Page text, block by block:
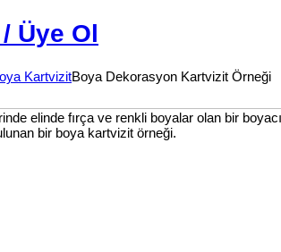
Üye Ol
KartvizitBoya Dekorasyon Kartvizit Örneği